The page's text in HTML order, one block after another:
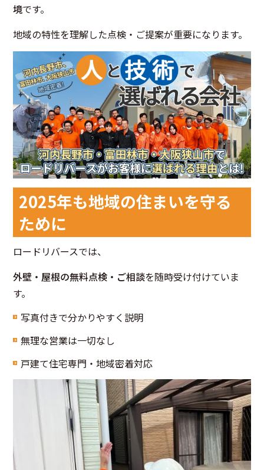
境です。
地域の特性を理解した点検・ご提案が重要になります。
2025年も地域の住まいを守る
ために
ロードリバースでは、
外壁・屋根の無料点検・ご相談を随時受け付けていま
す。
写真付きで分かりやすく説明
無理な営業は一切なし
戸建て住宅専門・地域密着対応